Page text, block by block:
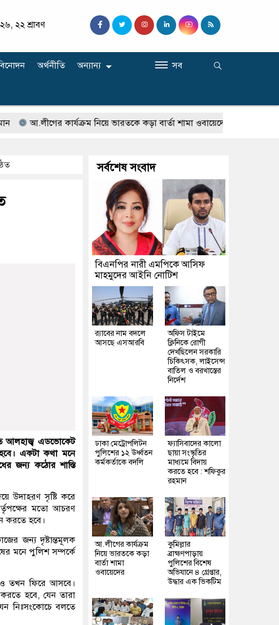
২২ শ্রাবণ
অর্থনীতি অন্যান্য সব
আ.লীগের কার্যক্রম নিয়ে ভারতকে কড়া বার্তা শামা ওবায়েদের কুমিল্লার
আলহাজ্ব এডভোকেট
একটা কথা মনে
জন্য কঠোর শাস্তি
উদাহরণ সৃষ্টি করে
মতো আচরণ
করতে হবে।
জন্য দৃষ্টান্তমূলক
মনে পুলিশ সম্পর্কে
তখন ফিরে আসবে।
হবে, যেন তারা
নিঃসংকোচে বলতে
সর্বশেষ সংবাদ
বিএনপির নারী এমপিকে আসিফ
মাহমুদের আইনি নোটিশ
র‍্যাবের নাম বদলে
আসছে এসআরবি
অফিস টাইমে
ক্লিনিকে রোগী
দেখছিলেন সরকারি
চিকিৎসক, লাইসেন্স
বাতিল ও বরখাস্তের
নির্দেশ
ঢাকা মেট্রোপলিটন
পুলিশের ১২ ঊর্ধ্বতন
কর্মকর্তাকে বদলি
ফ্যাসিবাদের কালো
ছায়া সংস্কৃতির
মাধ্যমে বিদায়
করতে হবে : শফিকুর
রহমান
আ.লীগের কার্যক্রম
নিয়ে ভারতকে কড়া
বার্তা শামা
ওবায়েদের
কুমিল্লার
ব্রাহ্মণপাড়ায়
পুলিশের বিশেষ
অভিযানে ৪ গ্রেপ্তার,
উদ্ধার এক ভিকটিম